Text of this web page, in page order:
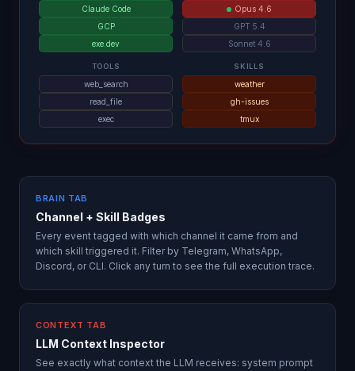
Claude Code
GCP
exe.dev
Opus 4.6
GPT 5.4
Sonnet 4.6
TOOLS
web_search
read_file
exec
SKILLS
weather
gh-issues
tmux
BRAIN TAB
Channel + Skill Badges
Every event tagged with which channel it came from and
which skill triggered it. Filter by Telegram, WhatsApp,
Discord, or CLI. Click any turn to see the full execution trace.
CONTEXT TAB
LLM Context Inspector
See exactly what context the LLM receives: system prompt